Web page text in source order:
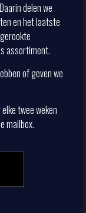
delen we
en het laatste
assortiment.
of geven we
twee weken
mailbox.